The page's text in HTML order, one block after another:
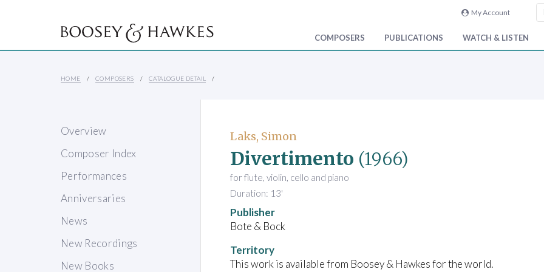
My Account
COMPOSERS PUBLICATIONS WATCH & LISTEN
HOME COMPOSERS CATALOGUE DETAIL
Overview
Composer Index
Performances
Anniversaries
News
New Recordings
New Books
Laks, Simon
Divertimento (1966)
for flute, violin, cello and piano
Duration: 13'
Publisher
Bote & Bock
Territory
This work is available from Boosey & Hawkes for the world.